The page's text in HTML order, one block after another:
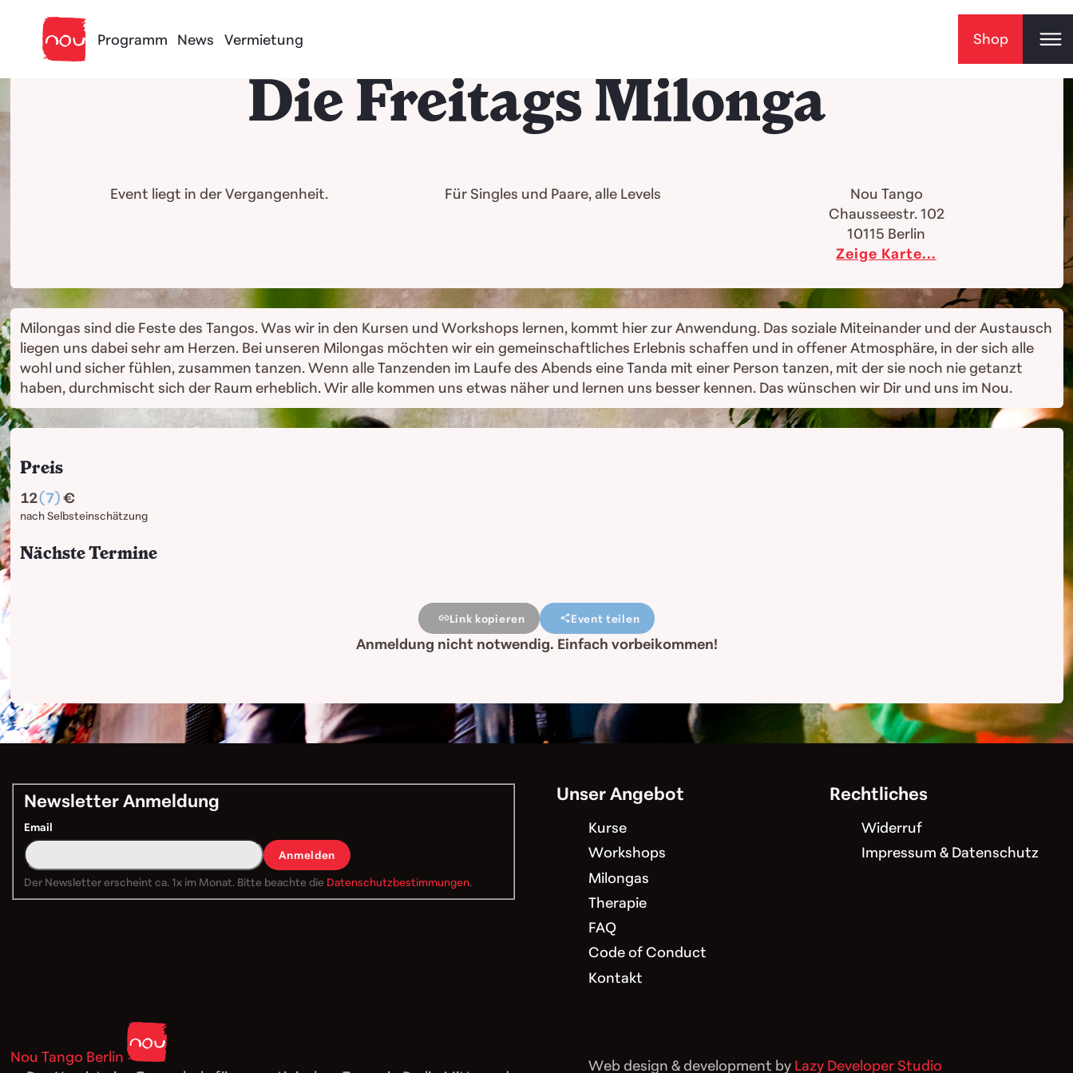
Programm
News Vermietung Shop
Die Freitags Milonga
Event liegt in der Vergangenheit. Für Singles und Paare, alle Levels
Nou Tango
Chausseestr. 102
10115 Berlin
Zeige Karte...
Milongas sind die Feste des Tangos. Was wir in den Kursen und Workshops lernen, kommt hier zur Anwendung. Das soziale Miteinander und der Austausch
liegen uns dabei sehr am Herzen. Bei unseren Milongas möchten wir ein gemeinschaftliches Erlebnis schaffen und in offener Atmosphäre, in der sich alle
wohl und sicher fühlen, zusammen tanzen. Wenn alle Tanzenden im Laufe des Abends eine Tanda mit einer Person tanzen, mit der sie noch nie getanzt
haben, durchmischt sich der Raum erheblich. Wir alle kommen uns etwas näher und lernen uns besser kennen. Das wünschen wir Dir und uns im Nou.
Preis
nach Selbsteinschätzung
12(7)
Nächste Termine
Link kopieren Event teilen
Anmeldung nicht notwendig. Einfach vorbeikommen!
Nou Tango Berlin
Newsletter Anmeldung
Email
Anmelden
Der Newsletter erscheint ca. 1x im Monat. Bitte beachte die Datenschutzbestimmungen.
Unser Angebot
Kurse
Workshops
Milongas
Therapie
FAQ
Code of Conduct
Kontakt
Rechtliches
Widerruf
Impressum & Datenschutz
Web design & development by Lazy Developer Studio